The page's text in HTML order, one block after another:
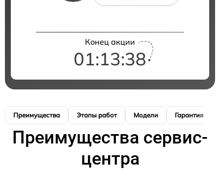
Конец акции
01:13:38
Преимущества Этапы работ Модели Гарантия
Преимущества сервис-
центра